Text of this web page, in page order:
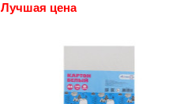
Лучшая цена